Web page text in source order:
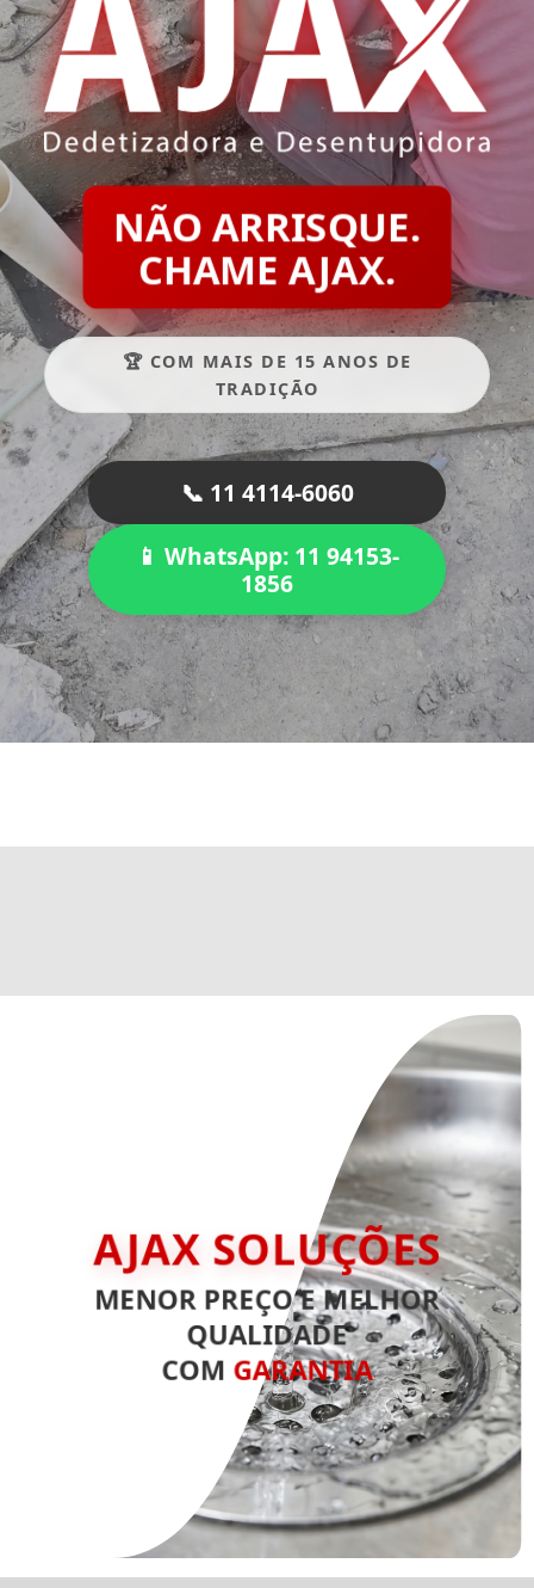
NÃO ARRISQUE.
CHAME AJAX.
🏆 COM MAIS DE 15 ANOS DE
TRADIÇÃO
📞 11 4114-6060
📱 WhatsApp: 11 94153-
1856
AJAX SOLUÇÕES
MENOR PREÇO E MELHOR
QUALIDADE
COM GARANTIA